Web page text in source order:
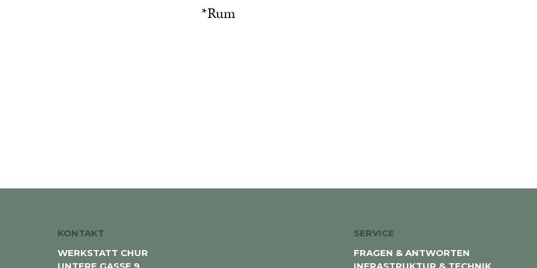
*Rum
KONTAKT
WERKSTATT CHUR
SERVICE
FRAGEN & ANTWORTEN